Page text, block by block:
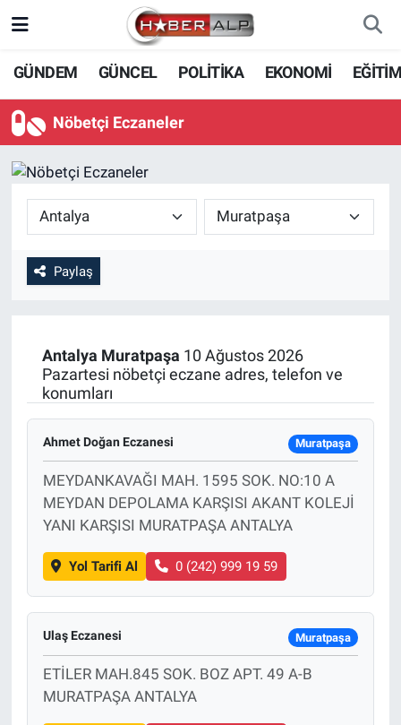
GÜNDEM GÜNCEL POLİTİKA EKONOMİ
Nöbetçi Eczaneler
Paylaş
Antalya Muratpaşa 10 Ağustos 2026
Pazartesi nöbetçi eczane adres, telefon ve
konumları
Ahmet Doğan Eczanesi Muratpaşa
MEYDANKAVAĞI MAH. 1595 SOK. NO:10 A
MEYDAN DEPOLAMA KARŞISI AKANT KOLEJİ
YANI KARŞISI MURATPAŞA ANTALYA
Yol Tarifi Al 0 (242) 999 19 59
Ulaş Eczanesi Muratpaşa
ETİLER MAH.845 SOK. BOZ APT. 49 A-B
MURATPAŞA ANTALYA
Nöbetçi Eczaneler
Hava Durumu
Süper Lig Puan Durumu ve Fikstür